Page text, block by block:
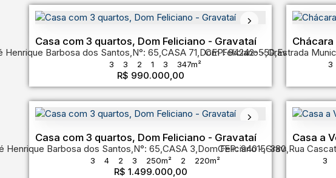
Casa com 3 quartos, Dom Feliciano - Gravataí
R$ 990.000,00
Henrique Barbosa dos Santos,N°: 65,CASA 71,Dom Feliciano ,Gravataí,Rio
3 3 2 1 3 347m²
CEP: 94242-550,Estrada
3
Casa com 3 quartos, Dom Feliciano - Gravataí
R$ 1.499.000,00
Henrique Barbosa dos Santos,N°: 65,CASA 3,Dom Feliciano ,Gravataí,Rio
3 4 2 3 250m² 2 220m²
Casa a
CEP: 94015-380,Rua
3